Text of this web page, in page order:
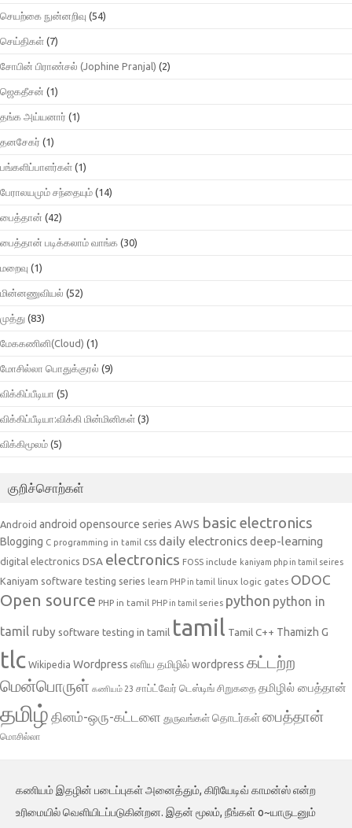
செயற்கை நுன்னறிவு (54)
செய்திகள் (7)
சோபின் பிராண்சல் (Jophine Pranjal) (2)
ஜெகதீசன் (1)
தங்க அய்யனார் (1)
தனசேகர் (1)
பங்களிப்பாளர்கள் (1)
பேராலயமும் சந்தையும் (14)
பைத்தான் (42)
பைத்தான் படிக்கலாம் வாங்க (30)
மறைவு (1)
மின்னணுவியல் (52)
முத்து (83)
மேககணினி(Cloud) (1)
மோசில்லா பொதுக்குரல் (9)
விக்கிப்பீடியா (5)
விக்கிப்பீடியா:விக்கி மின்மினிகள் (3)
விக்கிமூலம் (5)
குறிச்சொற்கள்
Android android opensource series AWS basic electronics
Blogging C programming in tamil css daily electronicsdeep-learning
digital electronics DSA electronics FOSS include kaniyam php in tamil seires
Kaniyam software testing series learn PHP in tamil linux logic gates ODOC
Open source PHP in tamil PHP in tamil series python python in
tamil ruby software testing in tamil tamil Tamil C++ Thamizh G
tlc Wikipedia Wordpress எளிய தமிழில் wordpress கட்டற்ற
மென்பொருள் கணியம் 23 சாப்ட்வேர் டெஸ்டிங் சிறுகதை தமிழில் பைத்தான்
தமிழ் தினம்-ஒரு-கட்டளை துருவங்கள் தொடர்கள்பைத்தான்
மொசில்லா
கணியம் இதழின் படைப்புகள் அனைத்தும், கிரியேடிவ் காமன்ஸ் என்ற
உரிமையில் வெளியிடப்படுகின்றன. இதன் மூலம், நீங்கள் o~யாருடனும்